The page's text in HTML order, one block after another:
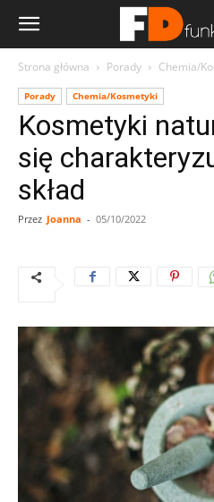
Strona główna Porady Chemia/
Porady Chemia/Kosmetyki
Kosmetyki
się
skład
Przez Joanna - 05/10/2022